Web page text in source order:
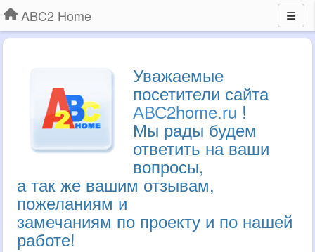
ABC2 Home
Уважаемые
посетители сайта
АВС2home.ru !
Мы рады будем
ответить на ваши
вопросы,
а так же вашим отзывам,
пожеланиям и
замечаниям по проекту и по нашей
работе!